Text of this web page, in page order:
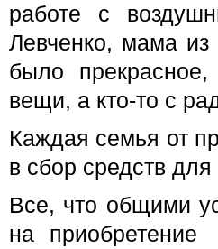
работе с
Левченко, мама из
было
вещи, а кто-то с
Каждая семья от
в сбор средств
Все, что общими
на